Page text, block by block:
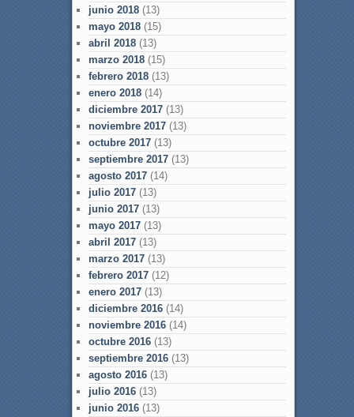
junio 2018(13)
mayo 2018(15)
abril 2018(13)
marzo 2018(15)
febrero 2018(13)
enero 2018(14)
diciembre 2017(13)
noviembre 2017(13)
octubre 2017(13)
septiembre 2017(13)
agosto 2017(14)
julio 2017(13)
junio 2017(13)
mayo 2017(13)
abril 2017(13)
marzo 2017(13)
febrero 2017(12)
enero 2017(13)
diciembre 2016(14)
noviembre 2016(14)
octubre 2016(13)
septiembre 2016(13)
agosto 2016(13)
julio 2016(13)
junio 2016(13)